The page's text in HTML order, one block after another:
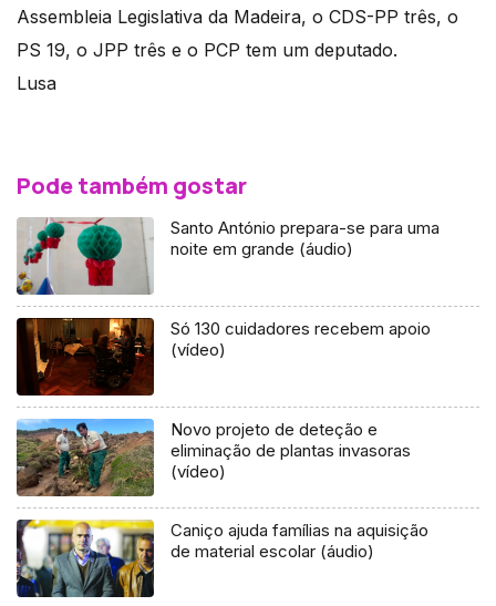
Assembleia Legislativa da Madeira, o CDS-PP três, o
PS 19, o JPP três e o PCP tem um deputado.
Lusa
Pode também gostar
Santo António prepara-se para uma
noite em grande (áudio)
Só 130 cuidadores recebem apoio
(vídeo)
Novo projeto de deteção e
eliminação de plantas invasoras
(vídeo)
Caniço ajuda famílias na aquisição
de material escolar (áudio)